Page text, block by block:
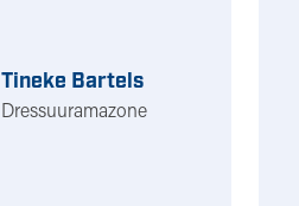
Tineke Bartels
Dressuuramazone